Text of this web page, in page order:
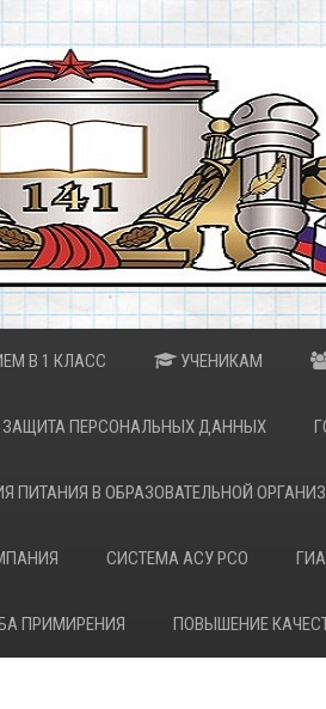
В 1 КЛАСС УЧЕНИКАМ
ЗАЩИТА ПЕРСОНАЛЬНЫХ ДАННЫХ
ПИТАНИЯ В ОБРАЗОВАТЕЛЬНОЙ
СИСТЕМА АСУ РСО ГИА
ПРИМИРЕНИЯ ПОВЫШЕНИЕ